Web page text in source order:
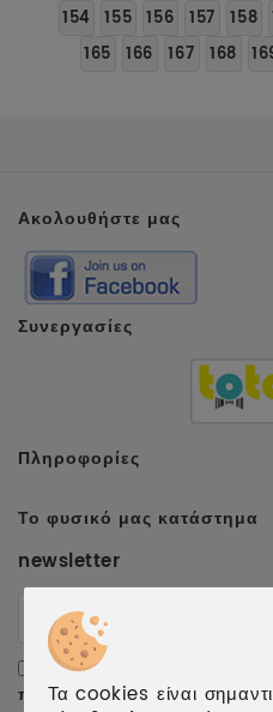
154
155 156 157 158
165
166 167 168
Ακολουθήστε μας
Συνεργασίες
Πληροφορίες
Το φυσικό μας κατάστημα
newsletter
Αποδέχομαι τους
προσωπικών δεδομένων.
Τα cookies είναι